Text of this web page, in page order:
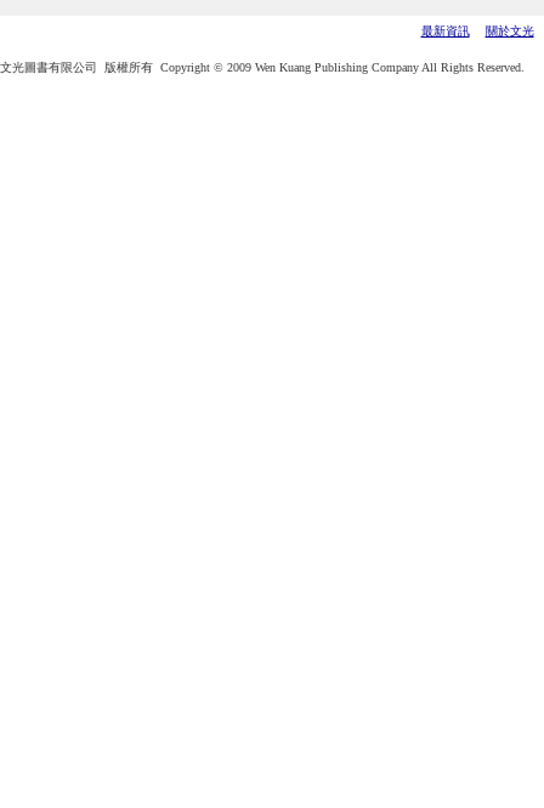
最新資訊 關於文光
文光圖書有限公司 版權所有 Copyright © 2009 Wen Kuang Publishing Company All Rights Reserved.